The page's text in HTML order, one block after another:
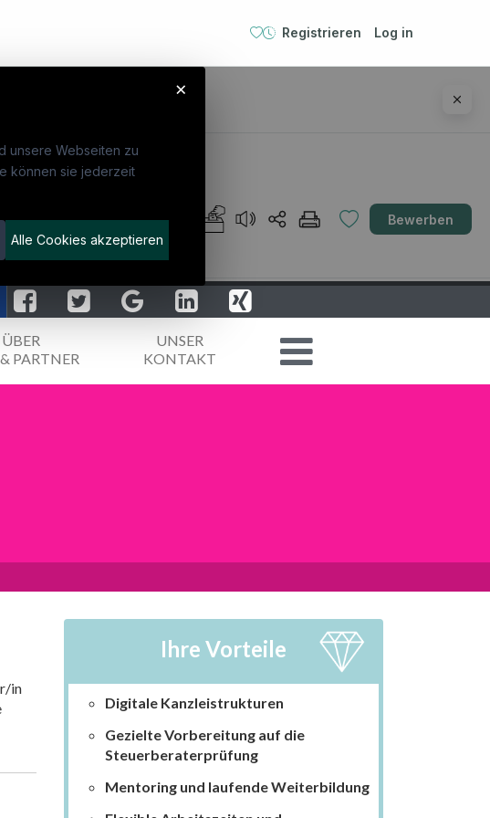
Registrieren Log in
AT Bewerben
×
unsere Webseiten zu
können sie jederzeit
Alle Cookies akzeptieren
Steuerrecht
Compliance Officer
Unternehmensjurist
Datenschutzbeauftragte:r
Praktikum
Kandidaten finden